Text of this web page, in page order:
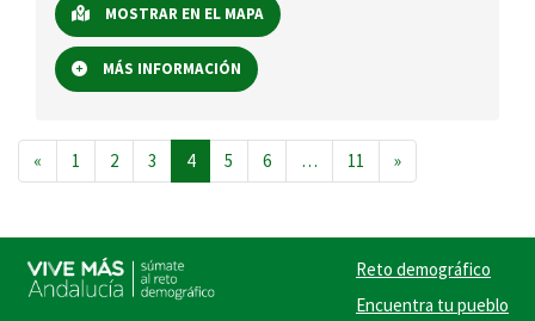
MOSTRAR EN EL MAPA
MÁS INFORMACIÓN
Navegación de entradas
« 1 2 3 4 5 6 … 11 »
Reto demográfico
Encuentra tu pueblo